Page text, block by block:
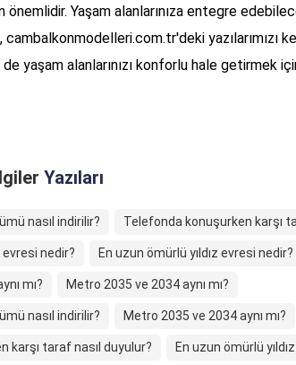
önemlidir. Yaşam alanlarınıza entegre
cambalkonmodelleri.com.tr'deki yazılarımızı
yaşam alanlarınızı konforlu hale getirmek
Yazıları
nasıl indirilir? Telefonda konuşurken karşı
evresi nedir? En uzun ömürlü yıldız evresi nedir?
mı? Metro 2035 ve 2034 aynı mı?
nasıl indirilir? Metro 2035 ve 2034 aynı mı?
karşı taraf nasıl duyulur? En uzun ömürlü